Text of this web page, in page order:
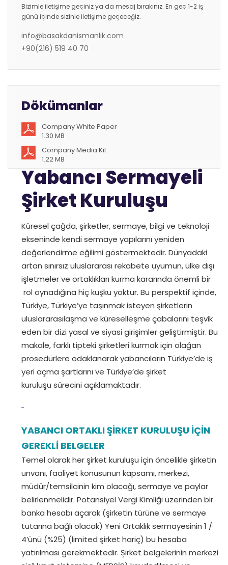
Bizimle iletişime geçiniz ya da mesaj bırakınız. En geç 1-2 iş
günü içinde sizinle iletişime geçeceğiz.
info@basakdanismanlik.com
+90(216) 519 40 70
Dökümanlar
Company White Paper
1.30 MB
Company Media Kit
1.22 MB
Yabancı Sermayeli
Şirket Kuruluşu
Küresel çağda, şirketler, sermaye, bilgi ve teknoloji
ekseninde kendi sermaye yapılarını yeniden
değerlendirme eğilimi göstermektedir. Dünyadaki
artan sınırsız uluslararası rekabete uyumun, ülke dışı
işletmeler ve ortaklıkları kurma kararında önemli bir
rol oynadığına hiç kuşku yoktur. Bu perspektif içinde,
Türkiye, Türkiye’ye taşınmak isteyen şirketlerin
uluslararasılaşma ve küreselleşme çabalarını teşvik
eden bir dizi yasal ve siyasi girişimler geliştirmiştir. Bu
makale, farklı tipteki şirketleri kurmak için olağan
prosedürlere odaklanarak yabancıların Türkiye’de iş
yeri açma şartlarını ve Türkiye’de şirket
kuruluşu sürecini açıklamaktadır.
YABANCI ORTAKLI ŞİRKET KURULUŞU İÇİN
GEREKLİ BELGELER
Temel olarak her şirket kuruluşu için öncelikle şirketin
unvanı, faaliyet konusunun kapsamı, merkezi,
müdür/temsilcinin kim olacağı, sermaye ve paylar
belirlenmelidir. Potansiyel Vergi Kimliği üzerinden bir
banka hesabı açarak (şirketin türüne ve sermaye
tutarına bağlı olacak) Yeni Ortaklık sermayesinin 1 /
4’ünü (%25) (limited şirket hariç) bu hesaba
yatırılması gerekmektedir. Şirket belgelerinin merkezi